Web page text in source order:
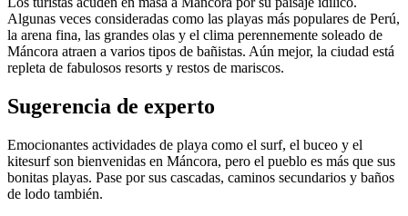
Algunas veces consideradas como las playas más populares de Perú,
la arena fina, las grandes olas y el clima perennemente soleado de
Máncora atraen a varios tipos de bañistas. Aún mejor, la ciudad está
repleta de fabulosos resorts y restos de mariscos.
Sugerencia de experto
Emocionantes actividades de playa como el surf, el buceo y el
kitesurf son bienvenidas en Máncora, pero el pueblo es más que sus
bonitas playas. Pase por sus cascadas, caminos secundarios y baños
de lodo también.